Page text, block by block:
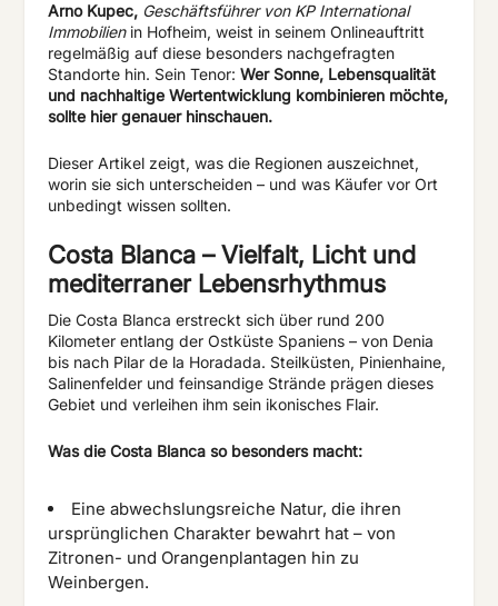
Arno Kupec, Geschäftsführer von KP International
Immobilien in Hofheim, weist in seinem Onlineauftritt
regelmäßig auf diese besonders nachgefragten
Standorte hin. Sein Tenor: Wer Sonne, Lebensqualität
und nachhaltige Wertentwicklung kombinieren möchte,
sollte hier genauer hinschauen.
Dieser Artikel zeigt, was die Regionen auszeichnet,
worin sie sich unterscheiden – und was Käufer vor Ort
unbedingt wissen sollten.
Costa Blanca – Vielfalt, Licht und
mediterraner Lebensrhythmus
Die Costa Blanca erstreckt sich über rund 200
Kilometer entlang der Ostküste Spaniens – von Denia
bis nach Pilar de la Horadada. Steilküsten, Pinienhaine,
Salinenfelder und feinsandige Strände prägen dieses
Gebiet und verleihen ihm sein ikonisches Flair.
Was die Costa Blanca so besonders macht:
Eine abwechslungsreiche Natur, die ihren
ursprünglichen Charakter bewahrt hat – von
Zitronen- und Orangenplantagen hin zu
Weinbergen.